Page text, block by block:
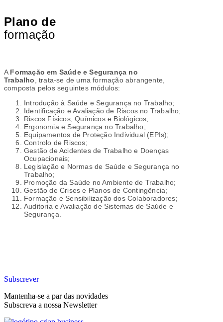
Plano de
formação
A Formação em Saúde e Segurança no
Trabalho, trata-se de uma formação abrangente,
composta pelos seguintes módulos:
Introdução à Saúde e Segurança no Trabalho;
Identificação e Avaliação de Riscos no Trabalho;
Riscos Físicos, Químicos e Biológicos;
Ergonomia e Segurança no Trabalho;
Equipamentos de Proteção Individual (EPIs);
Controlo de Riscos;
Gestão de Acidentes de Trabalho e Doenças
Ocupacionais;
Legislação e Normas de Saúde e Segurança no
Trabalho;
Promoção da Saúde no Ambiente de Trabalho;
Gestão de Crises e Planos de Contingência;
Formação e Sensibilização dos Colaboradores;
Auditoria e Avaliação de Sistemas de Saúde e
Segurança.
Subscrever
Mantenha-se a par das novidades
Subscreva a nossa Newsletter